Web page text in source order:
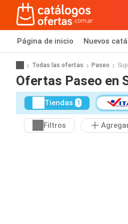
Página de inicio Nuevos
Todas las ofertas Paseo
Ofertas Paseo en
Tiendas 1
Filtros